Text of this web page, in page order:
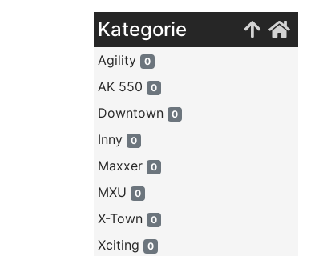
Kategorie
Agility 0
AK 550 0
Downtown 0
Inny 0
Maxxer 0
MXU 0
X-Town 0
Xciting 0